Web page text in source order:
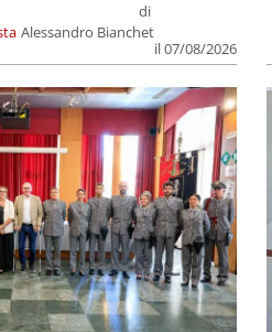
di
Alessandro Bianchet
il 07/08/2026